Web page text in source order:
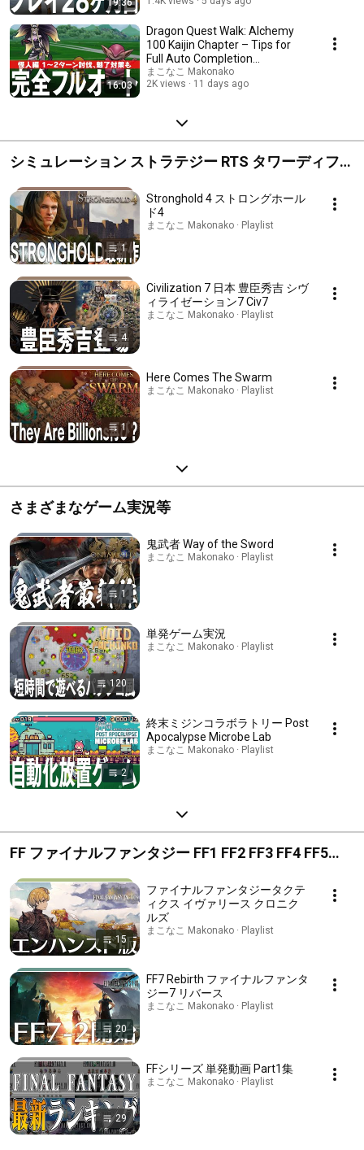
19:36
16:03
Dragon Quest Walk: Alchemy
100 Kaijin Chapter – Tips for
Full Auto Completion
#DragonQuestWalk #D...
まこなこ Makonako
2K views
11 days ago
シミュレーション ストラテジー RTS タワーディフェ
1
Stronghold 4 ストロングホール
ド4
まこなこ Makonako · Playlist
4
Civilization 7 日本 豊臣秀吉 シヴ
ィライゼーション7 Civ7
まこなこ Makonako · Playlist
1
Here Comes The Swarm
まこなこ Makonako · Playlist
さまざまなゲーム実況等
1
鬼武者 Way of the Sword
まこなこ Makonako · Playlist
120
単発ゲーム実況
まこなこ Makonako · Playlist
2
終末ミジンコラボラトリー Post
Apocalypse Microbe Lab
まこなこ Makonako · Playlist
FF ファイナルファンタジー FF1 FF2 FF3 FF4 FF5
15
ファイナルファンタジータクテ
ィクス イヴァリース クロニク
ルズ
まこなこ Makonako · Playlist
20
FF7 Rebirth ファイナルファンタ
ジー7 リバース
まこなこ Makonako · Playlist
29
FFシリーズ 単発動画 Part1集
まこなこ Makonako · Playlist